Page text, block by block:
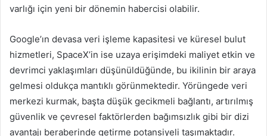
varlığı için yeni bir dönemin habercisi olabilir.
Google’ın devasa veri işleme kapasitesi ve küresel bulut
hizmetleri, SpaceX’in ise uzaya erişimdeki maliyet etkin ve
devrimci yaklaşımları düşünüldüğünde, bu ikilinin bir araya
gelmesi oldukça mantıklı görünmektedir. Yörüngede veri
merkezi kurmak, başta düşük gecikmeli bağlantı, artırılmış
güvenlik ve çevresel faktörlerden bağımsızlık gibi bir dizi
avantajı beraberinde getirme potansiyeli taşımaktadır.